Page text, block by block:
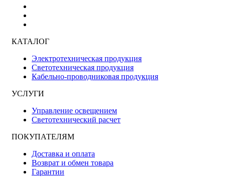
КАТАЛОГ
Электротехническая продукция
Светотехническая продукция
Кабельно-проводниковая продукция
УСЛУГИ
Управление освещением
Светотехнический расчет
ПОКУПАТЕЛЯМ
Доставка и оплата
Возврат и обмен товара
Гарантии